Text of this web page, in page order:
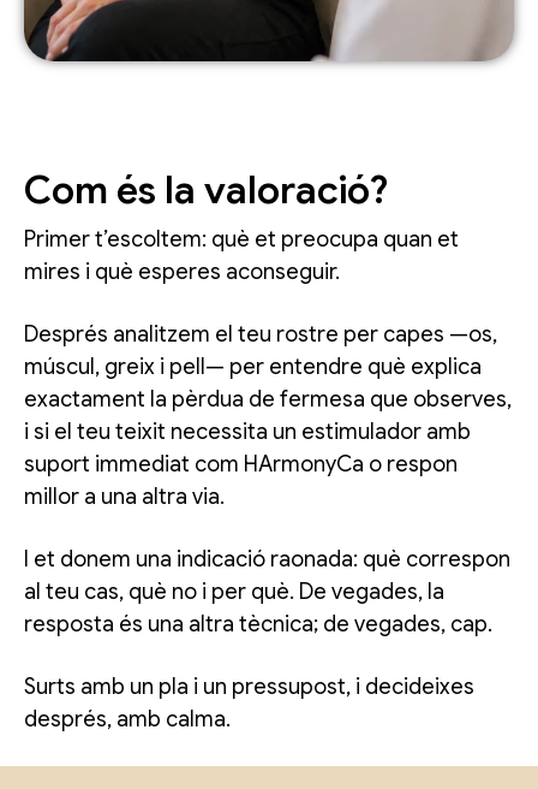
Com és la valoració?
Primer t’escoltem: què et preocupa quan et
mires i què esperes aconseguir.
Després analitzem el teu rostre per capes —os,
múscul, greix i pell— per entendre què explica
exactament la pèrdua de fermesa que observes,
i si el teu teixit necessita un estimulador amb
suport immediat com HArmonyCa o respon
millor a una altra via.
I et donem una indicació raonada: què correspon
al teu cas, què no i per què. De vegades, la
resposta és una altra tècnica; de vegades, cap.
Surts amb un pla i un pressupost, i decideixes
després, amb calma.